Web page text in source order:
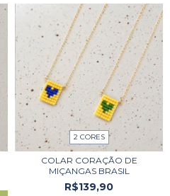
2 CORES
COLAR CORAÇÃO DE
MIÇANGAS BRASIL
R$139,90